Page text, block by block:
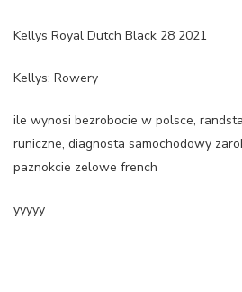
Kellys Royal Dutch Black 28 2021
Kellys: Rowery
ile wynosi bezrobocie w polsce,
runiczne, diagnosta samochodowy
paznokcie zelowe french
yyyyy